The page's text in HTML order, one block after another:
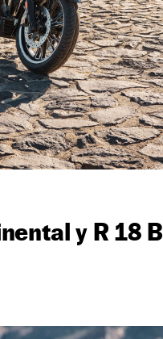
y R 18 B